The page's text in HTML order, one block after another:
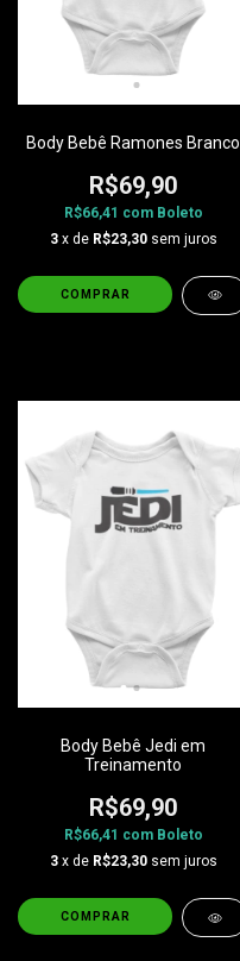
Body Bebê Ramones Branco
R$69,90
R$66,41 com Boleto
3 x de R$23,30 sem juros
COMPRAR
Body Bebê Jedi em
Treinamento
R$69,90
R$66,41 com Boleto
3 x de R$23,30 sem juros
COMPRAR